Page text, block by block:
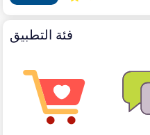
فئة التطبيق